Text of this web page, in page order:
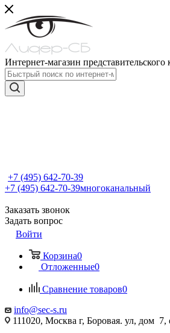
Интернет-магазин представительского
+7 (495) 642-70-39
+7 (495) 642-70-39многоканальный
Заказать звонок
Задать вопрос
Войти
Корзина0
Отложенные0
Сравнение товаров0
info@sec-s.ru
111020, Москва г, Боровая. ул, дом 7,